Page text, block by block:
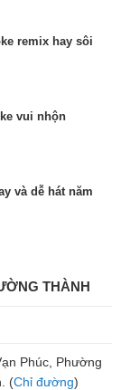
remix hay sôi
vui nhộn
và dễ hát năm
THÀNH
Phúc, Phường
(Chỉ đường)